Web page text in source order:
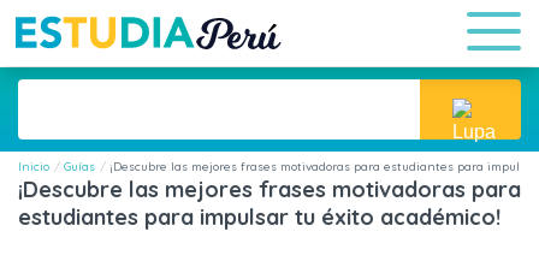
Inicio Guías ¡Descubre las mejores frases motivadoras para estudiantes para
¡Descubre las mejores frases motivadoras para
estudiantes para impulsar tu éxito académico!